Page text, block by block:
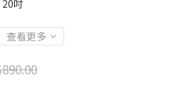
20吋
查看更多